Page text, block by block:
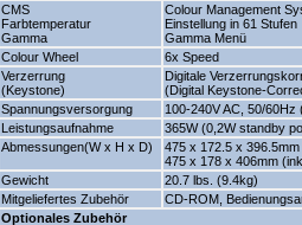
CMS
Farbtemperatur
Gamma
Colour Management
Einstellung in 61 Stufen
Gamma Menü
Colour Wheel
6x Speed
Verzerrung
(Keystone)
Digitale
(Digital Keystone-
Spannungsversorgung
100-240V AC, 50/60Hz
Leistungsaufnahme
365W (0,2W standby
Abmessungen(W x H x D)
475 x 172.5 x 396.5mm
475 x 178 x 406mm
Gewicht
20.7 lbs. (9.4kg)
Mitgeliefertes Zubehör
CD-ROM,
Optionales Zubehör